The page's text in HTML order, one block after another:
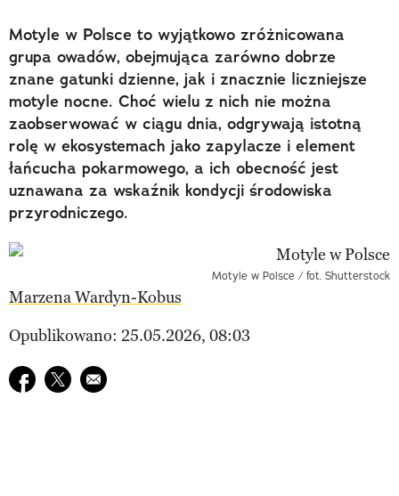
Motyle w Polsce to wyjątkowo zróżnicowana
grupa owadów, obejmująca zarówno dobrze
znane gatunki dzienne, jak i znacznie liczniejsze
motyle nocne. Choć wielu z nich nie można
zaobserwować w ciągu dnia, odgrywają istotną
rolę w ekosystemach jako zapylacze i element
łańcucha pokarmowego, a ich obecność jest
uznawana za wskaźnik kondycji środowiska
przyrodniczego.
Motyle w Polsce / fot. Shutterstock
Marzena Wardyn-Kobus
Opublikowano: 25.05.2026, 08:03
Udostępnij na facebook
Udostępnij na twitter
E-mail do przyjaciela